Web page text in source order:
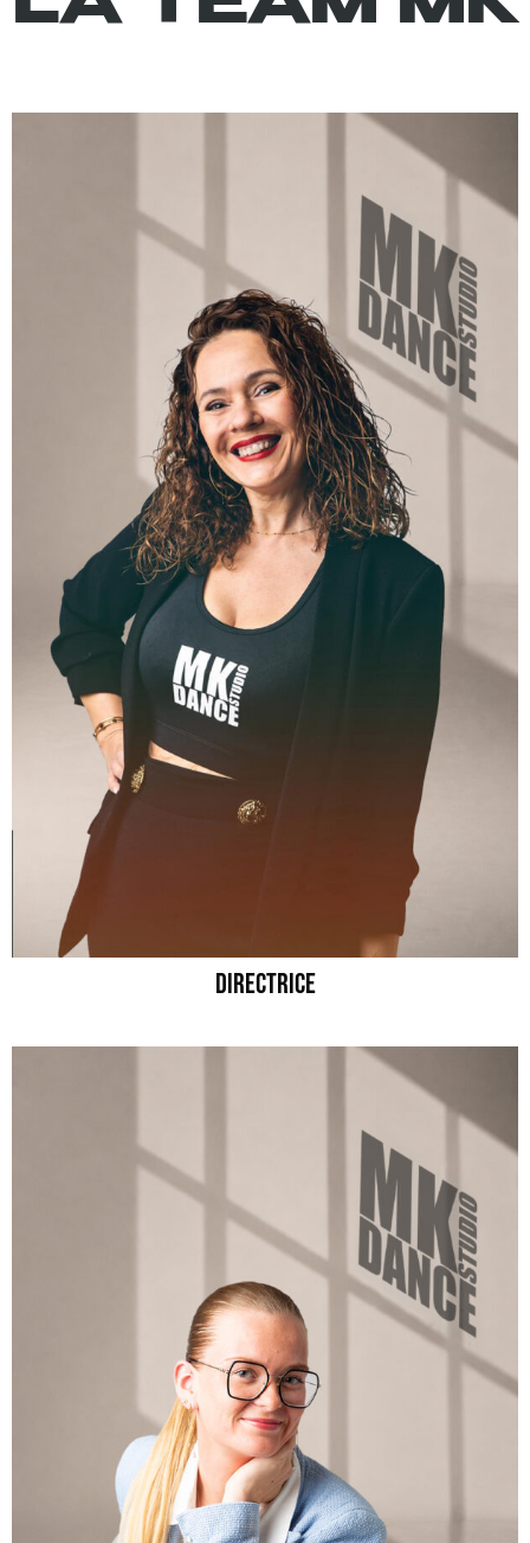
DIRECTRICE